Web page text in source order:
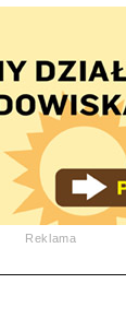
Reklama